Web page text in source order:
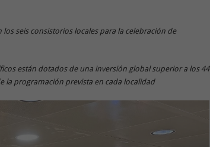
seis consistorios locales para la celebración de
están dotados de una inversión global superior a los 44
la programación prevista en cada localidad